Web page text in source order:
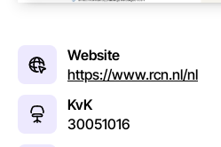
Website
https://www.rcn.nl/nl
KvK
30051016